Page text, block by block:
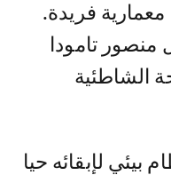
معمارية فريدة.
تامودا
الشاطئية
بيئي لإبقائه حيا